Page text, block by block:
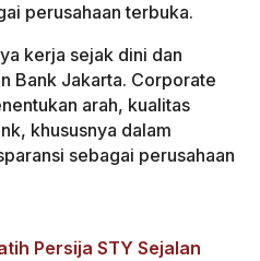
perusahaan terbuka.
kerja sejak dini dan
Bank Jakarta. Corporate
arah, kualitas
khususnya dalam
sebagai perusahaan
Persija STY Sejalan